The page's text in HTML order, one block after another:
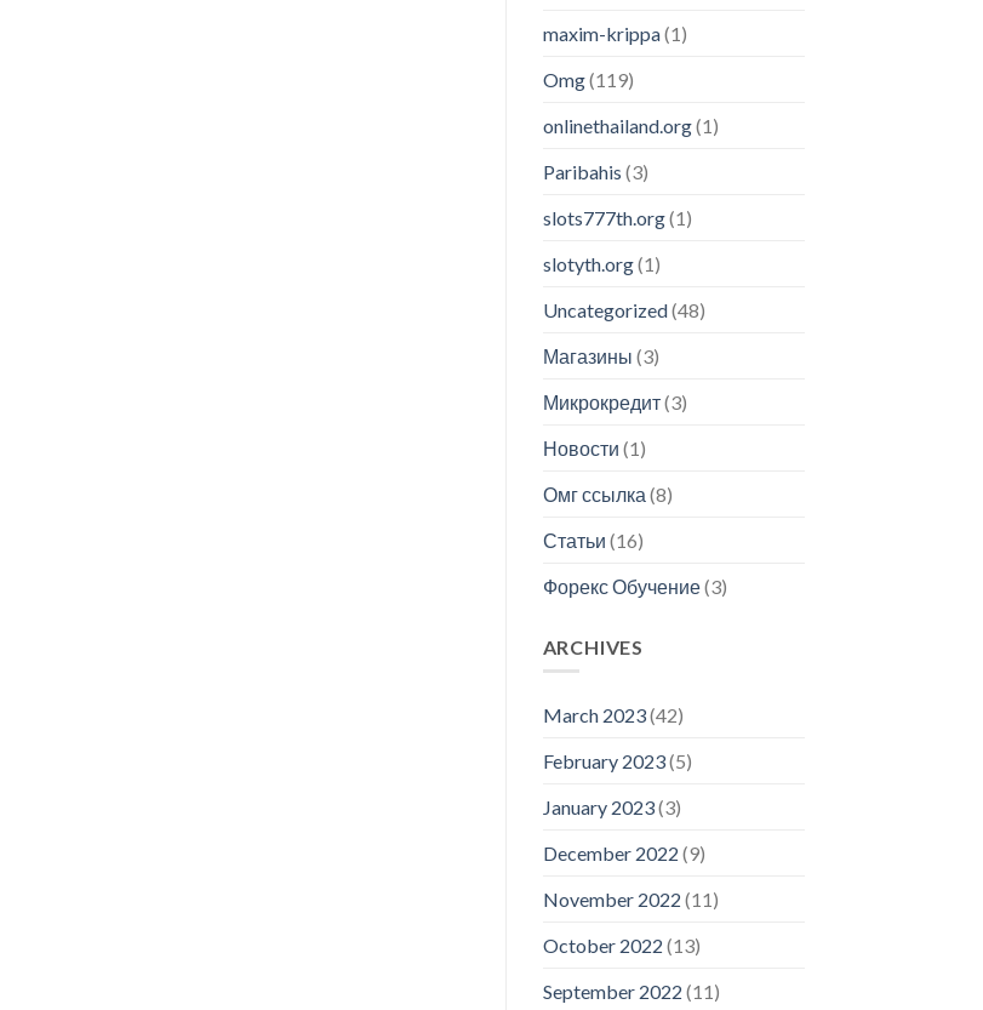
maxim-krippa(1)
Omg(119)
onlinethailand.org(1)
Paribahis (3)
slots777th.org(1)
slotyth.org(1)
Uncategorized(48)
Магазины (3)
Микрокредит(3)
Новости (1)
Омг ссылка (8)
Статьи (16)
Форекс Обучение(3)
ARCHIVES
March 2023(42)
February 2023(5)
January 2023(3)
December 2022 (9)
November 2022 (11)
October 2022 (13)
September 2022 (11)